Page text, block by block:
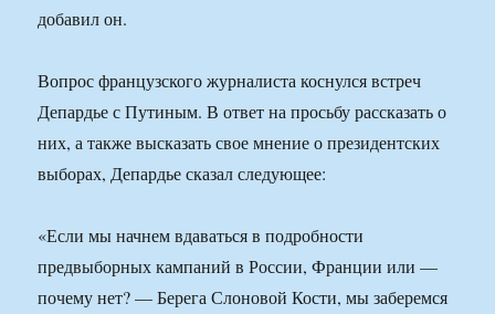
добавил он.
Вопрос французского журналиста коснулся встреч
Депардье с Путиным. В ответ на просьбу рассказать о
них, а также высказать свое мнение о президентских
выборах, Депардье сказал следующее:
«Если мы начнем вдаваться в подробности
предвыборных кампаний в России, Франции или —
почему нет? — Берега Слоновой Кости, мы заберемся